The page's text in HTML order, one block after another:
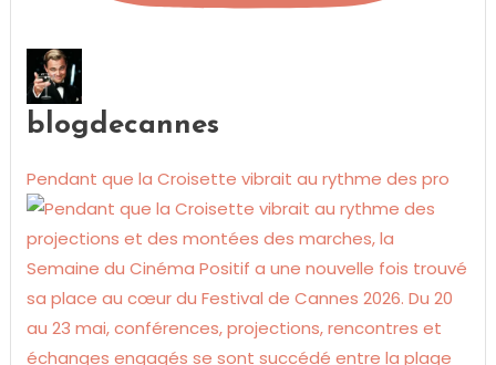
blogdecannes
Pendant que la Croisette vibrait au rythme des pro